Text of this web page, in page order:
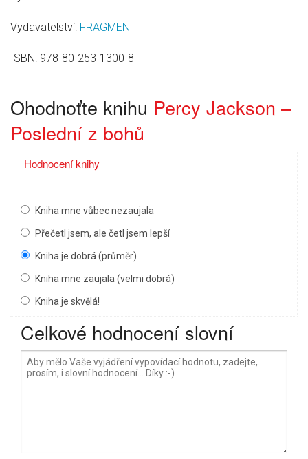
Vydavatelství: FRAGMENT
ISBN: 978-80-253-1300-8
Ohodnoťte knihu Percy Jackson –
Poslední z bohů
Hodnocení knihy
Kniha mne vůbec nezaujala
Přečetl jsem, ale četl jsem lepší
Kniha je dobrá (průměr)
Kniha mne zaujala (velmi dobrá)
Kniha je skvělá!
Celkové hodnocení slovní